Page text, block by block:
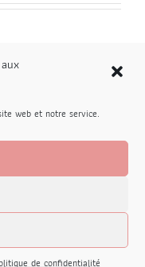
web et notre service.
de confidentialité